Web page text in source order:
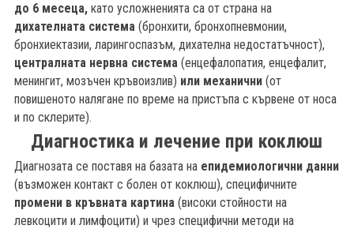
до 6 месеца, като усложненията са от страна на
дихателната система (бронхити, бронхопневмонии,
бронхиектазии, ларингоспазъм, дихателна недостатъчност),
централната нервна система (енцефалопатия, енцефалит,
менингит, мозъчен кръвоизлив) или механични (от
повишеното налягане по време на пристъпа с кървене от носа
и по склерите).
Диагностика и лечение при коклюш
Диагнозата се поставя на базата на епидемиологични данни
(възможен контакт с болен от коклюш), специфичните
промени в кръвната картина(високи стойности на
левкоцити и лимфоцити) и чрез специфични методи на